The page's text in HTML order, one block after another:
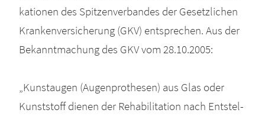
ka­tio­nen des Spit­zen­ver­ban­des der Gesetz­li­chen
Kran­ken­ver­si­che­rung (GKV) ent­spre­chen. Aus der
Bekannt­ma­chung des GKV vom 28.10.2005:
„Kunst­au­gen (Augen­pro­the­sen) aus Glas oder
Kunst­stoff die­nen der Reha­bi­li­ta­ti­on nach Ent­stel­